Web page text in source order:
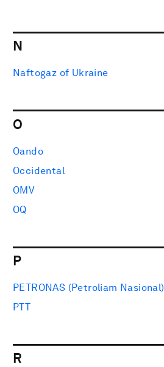
N
Naftogaz of Ukraine
O
Oando
Occidental
OMV
OQ
P
PETRONAS (Petroliam Nasional)
PTT
R